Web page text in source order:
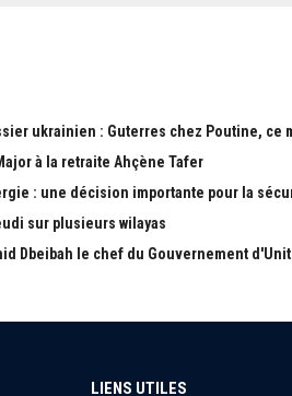
ukrainien : Guterres chez Poutine, ce
à la retraite Ahçène Tafer
: une décision importante pour la
sur plusieurs wilayas
Dbeibah le chef du Gouvernement
LIENS UTILES